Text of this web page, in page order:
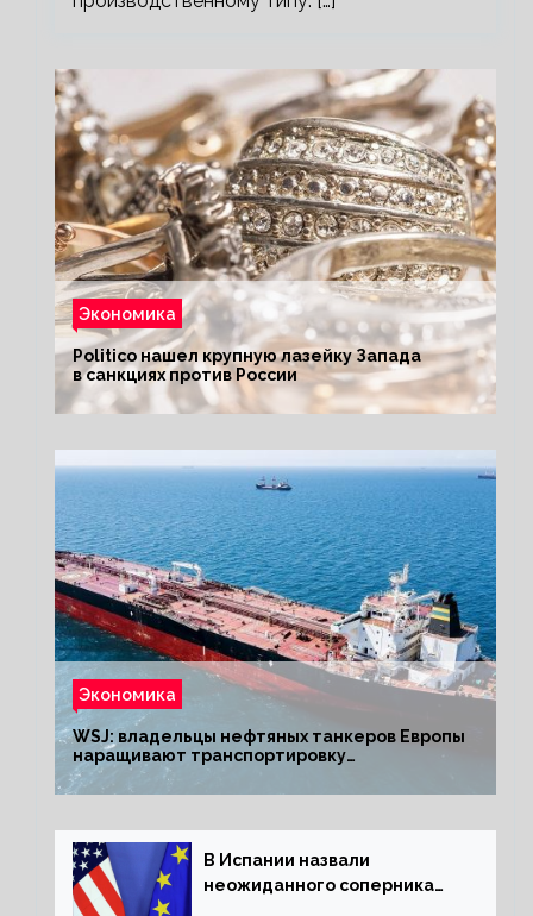
Экономика
Politico нашел крупную лазейку Запада
в санкциях против России
Экономика
WSJ: владельцы нефтяных танкеров Европы
наращивают транспортировку
из РФ до санкций
В Испании назвали
неожиданного соперника